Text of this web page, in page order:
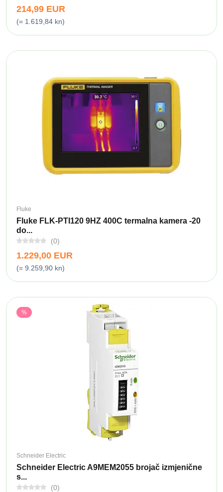
214,99 EUR
(= 1.619,84 kn)
Fluke
Fluke FLK-PTI120 9HZ 400C termalna kamera -20
do...
(0)
1.229,00 EUR
(= 9.259,90 kn)
%
Schneider Electric
Schneider Electric A9MEM2055 brojač izmjenične
s...
(0)